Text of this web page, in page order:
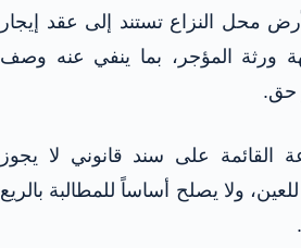
محل النزاع تستند إلى عقد إيجار
ورثة المؤجر، بما ينفي عنه وصف
حق.
القائمة على سند قانوني لا يجوز
للعين، ولا يصلح أساساً للمطالبة بالريع